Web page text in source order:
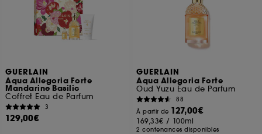
GUERLAIN
Aqua Allegoria Forte
Mandarine Basilic
Coffret Eau de Parfum
3
129,00€
GUERLAIN
Aqua Allegoria Forte
Oud Yuzu Eau de Parfum
88
À partir de 127,00€
169,33€ / 100ml
2 contenances disponibles
moment choisir de retirer votrte consentement. Si vous
souhaitez obtenir plus d'information sur les cookies
utilisés, cliquezici